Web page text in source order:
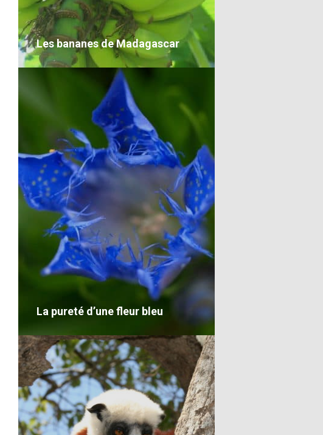
VOIR LE DÉTAIL
Les bananes de Madagascar
Les bananes de Madagascar
La pureté d’une fleur bleu